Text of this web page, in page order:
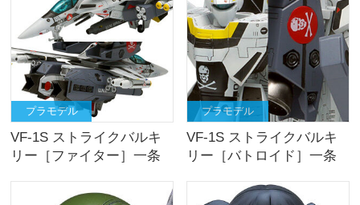
プラモデル
VF-1S ストライクバルキ
リー［ファイター］一条
プラモデル
VF-1S ストライクバルキ
リー［バトロイド］一条